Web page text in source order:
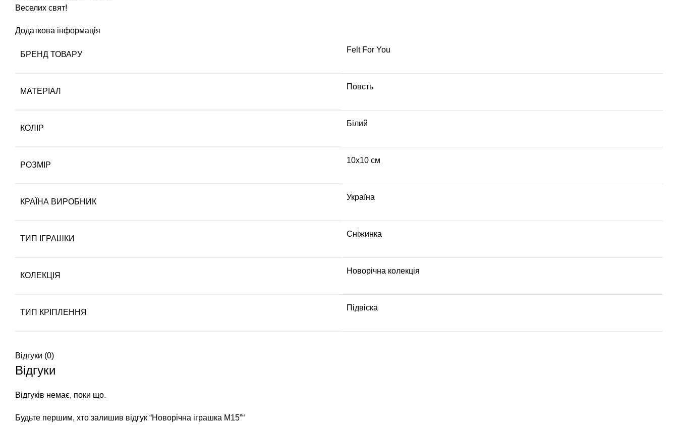
Веселих свят!
Додаткова інформація
БРЕНД ТОВАРУ
Felt For You
МАТЕРІАЛ
Повсть
КОЛІР
Білий
РОЗМІР
10х10 см
КРАЇНА ВИРОБНИК
Україна
ТИП ІГРАШКИ
Сніжинка
КОЛЕКЦІЯ
Новорічна колекція
ТИП КРІПЛЕННЯ
Підвіска
Відгуки (0)
Відгуки
Відгуків немає, поки що.
Будьте першим, хто залишив відгук “Новорічна іграшка М15”“